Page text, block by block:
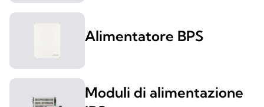
Alimentatore BPS
Moduli di alimentazione